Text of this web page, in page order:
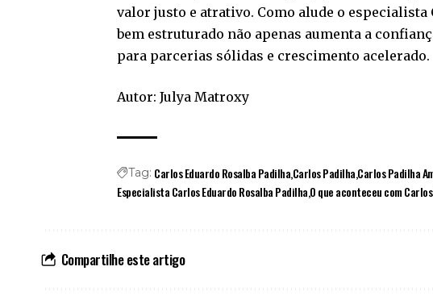
valor justo e atrativo. Como alude o
bem estruturado não apenas aumenta a
para parcerias sólidas e crescimento acelerado.
Autor: Julya Matroxy
Tag: Carlos Eduardo Rosalba PadilhaCarlos PadilhaCarlos Padilha
Especialista Carlos Eduardo Rosalba PadilhaO que aconteceu com
Compartilhe este artigo